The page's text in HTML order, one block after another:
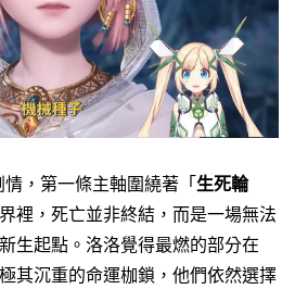
，第一條主軸圍繞著「 生死輪
裡，死亡並非終結，而是一場無法
生起點。洛洛覺得最燃的部分在
其沉重的命運枷鎖，他們依然選擇